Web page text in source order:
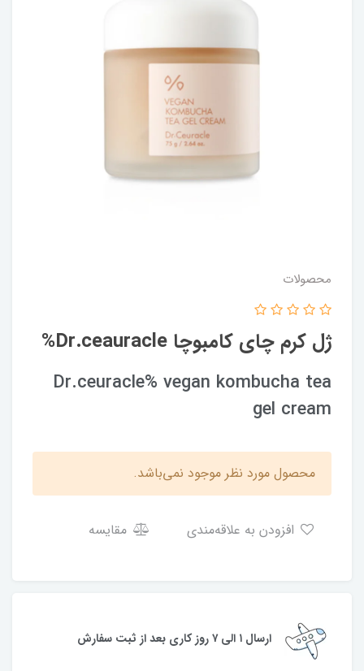
محصولات
ژل کرم چای کامبوچا Dr.ceauracle%
Dr.ceuracle% vegan kombucha tea
gel cream
محصول مورد نظر موجود نمی‌باشد.
مقایسه
ارسال ۱ الی ۷ روز کاری بعد از ثبت سفارش